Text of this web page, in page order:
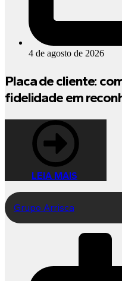
4 de agosto de 2026
Placa de cliente:
fidelidade em
LEIA MAIS
Grupo Arrisca